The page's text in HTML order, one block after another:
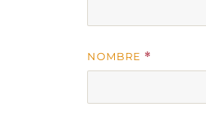
NOMBRE *